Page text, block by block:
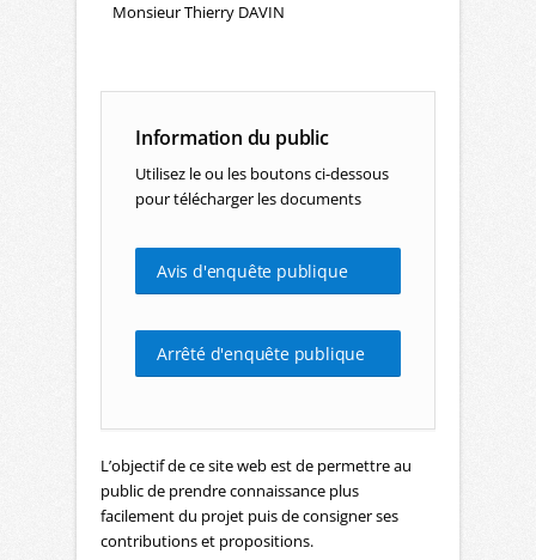
Monsieur Thierry DAVIN
Information du public
Utilisez le ou les boutons ci-dessous
pour télécharger les documents
Avis d'enquête publique
Arrêté d'enquête publique
L’objectif de ce site web est de permettre au
public de prendre connaissance plus
facilement du projet puis de consigner ses
contributions et propositions.